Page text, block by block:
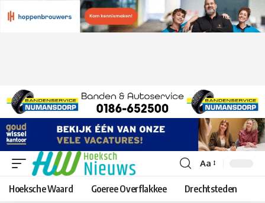
Lettergrootte
aanpassen
Aa
Hoeksche Waard Goeree Overflakkee Drechtsteden